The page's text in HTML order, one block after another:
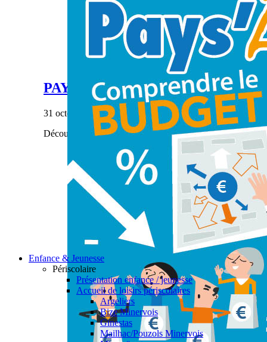
Permalink
PAYS’ÂGES #28
Actualités Aide à domicile,CIAS Enfance &
PAYS’ÂGES #28
31 octobre 2023|
Découvrez notre dernier numéro de Pays'âges.
Enfance & Jeunesse
Périscolaire
Présentation enfance / jeunesse
Accueil de loisirs périscolaires
Argeliers
Bize Minervois
Ginestas
Mailhac/Pouzols Minervois